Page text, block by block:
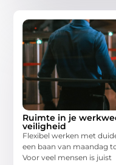
Ruimte in je
veiligheid
Flexibel werken met
een baan van maandag
Voor veel mensen is juist